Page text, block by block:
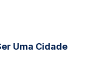
Uma Cidade